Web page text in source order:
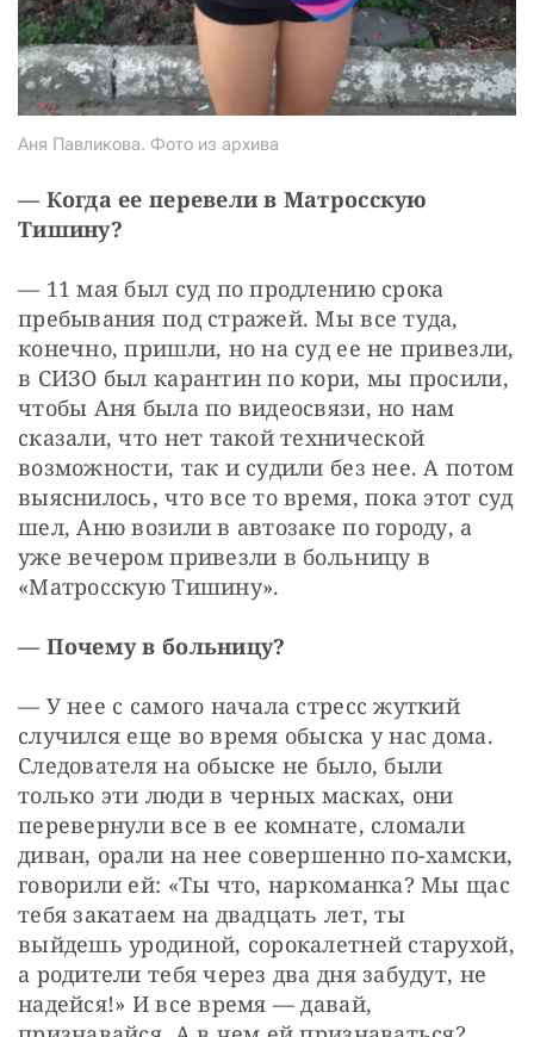
Аня Павликова. Фото из архива
— Когда ее перевели в Матросскую
Тишину?
— 11 мая был суд по продлению срока
пребывания под стражей. Мы все туда,
конечно, пришли, но на суд ее не привезли,
в СИЗО был карантин по кори, мы просили,
чтобы Аня была по видеосвязи, но нам
сказали, что нет такой технической
возможности, так и судили без нее. А потом
выяснилось, что все то время, пока этот суд
шел, Аню возили в автозаке по городу, а
уже вечером привезли в больницу в
«Матросскую Тишину».
— Почему в больницу?
— У нее с самого начала стресс жуткий
случился еще во время обыска у нас дома.
Следователя на обыске не было, были
только эти люди в черных масках, они
перевернули все в ее комнате, сломали
диван, орали на нее совершенно по-хамски,
говорили ей: «Ты что, наркоманка? Мы щас
тебя закатаем на двадцать лет, ты
выйдешь уродиной, сорокалетней старухой,
а родители тебя через два дня забудут, не
надейся!» И все время — давай,